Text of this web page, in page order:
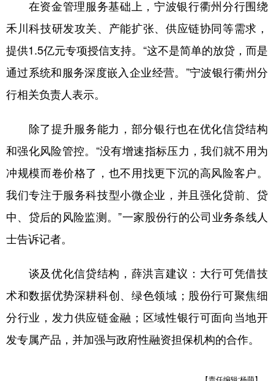
在资金管理服务基础上，宁波银行衢州分行围绕
禾川科技研发攻关、产能扩张、供应链协同等需求，
提供1.5亿元专项授信支持。“这不是简单的放贷，而是
通过系统和服务深度嵌入企业经营。”宁波银行衢州分
行相关负责人表示。
除了提升服务能力，部分银行也在优化信贷结构
和强化风险管控。“没有增速指标压力，我们就不用为
冲规模而卷价格了，也不用找更下沉的高风险客户。
我们专注于服务科技型小微企业，并且强化贷前、贷
中、贷后的风险监测。”一家股份行的公司业务条线人
士告诉记者。
谈及优化信贷结构，薛洪言建议：大行可凭借技
术和数据优势深耕科创、绿色领域；股份行可聚焦细
分行业，发力供应链金融；区域性银行可面向当地开
发专属产品，并加强与政府性融资担保机构的合作。